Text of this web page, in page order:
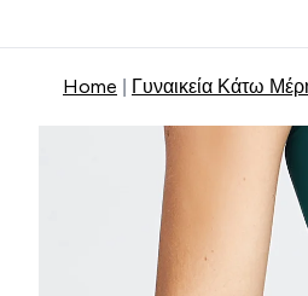
Home Γυναικεία Κάτω